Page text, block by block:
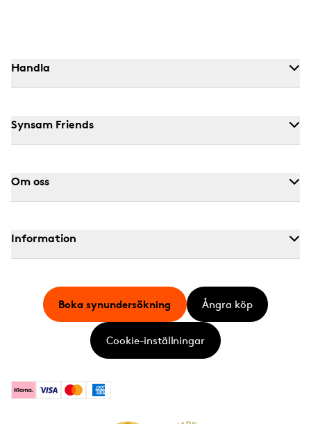
Handla
Synsam Friends
Om oss
Information
KlarnaVisa MastercardAmerican Express
Boka synundersökning Ångra köp
Cookie-inställningar